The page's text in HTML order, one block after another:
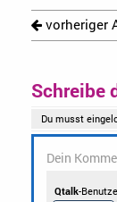
vorheriger
Schreibe